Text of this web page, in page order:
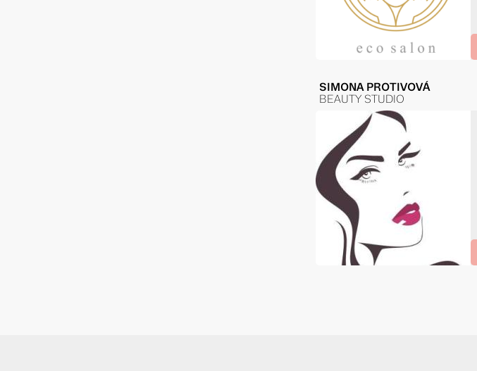
SIMONA PROTIVOVÁ
BEAUTY STUDIO